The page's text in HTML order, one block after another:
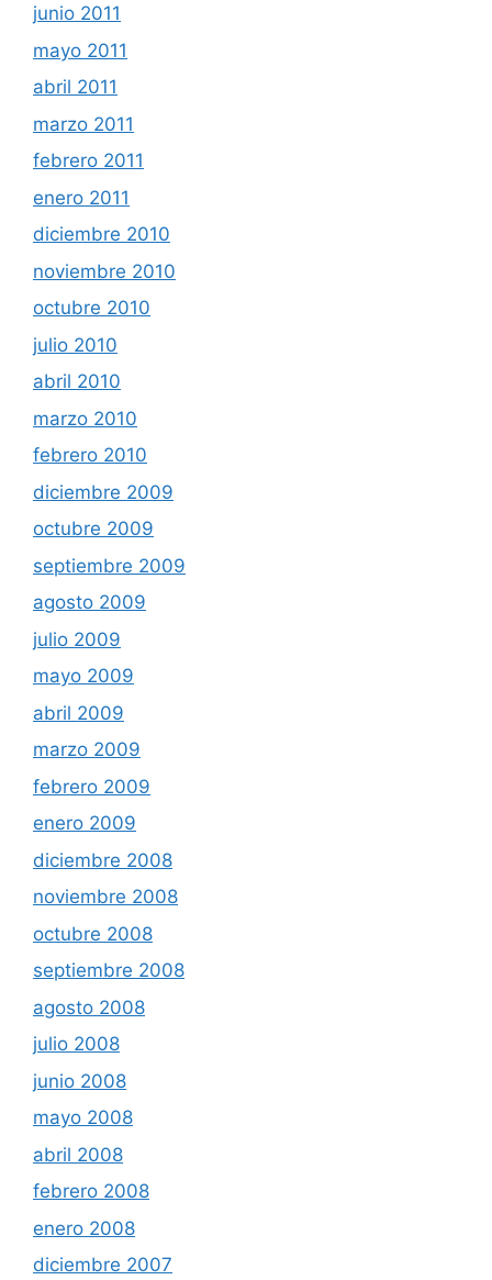
junio 2011
mayo 2011
abril 2011
marzo 2011
febrero 2011
enero 2011
diciembre 2010
noviembre 2010
octubre 2010
julio 2010
abril 2010
marzo 2010
febrero 2010
diciembre 2009
octubre 2009
septiembre 2009
agosto 2009
julio 2009
mayo 2009
abril 2009
marzo 2009
febrero 2009
enero 2009
diciembre 2008
noviembre 2008
octubre 2008
septiembre 2008
agosto 2008
julio 2008
junio 2008
mayo 2008
abril 2008
febrero 2008
enero 2008
diciembre 2007